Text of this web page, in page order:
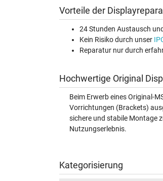
Vorteile der
24 Stunden Austausch
Kein Risiko durch unser
Reparatur nur durch
Hochwertige Original
Beim Erwerb eines Original-
Vorrichtungen (Brackets)
sichere und stabile Montage
Nutzungserlebnis.
Kategorisierung